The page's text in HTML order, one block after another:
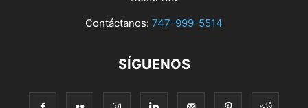
Contáctanos: 747-999-5514
SÍGUENOS